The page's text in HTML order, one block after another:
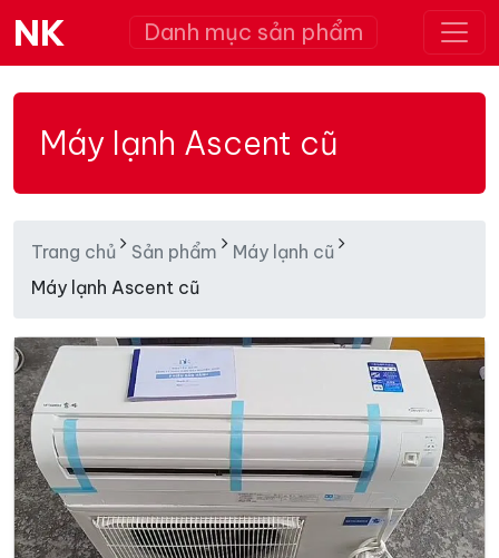
NK Danh mục sản phẩm
Máy lạnh Ascent cũ
Trang chủ Sản phẩm
Máy lạnh cũ
Máy lạnh Ascent cũ